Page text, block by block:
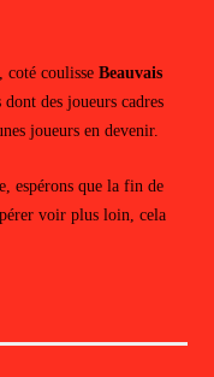
coté coulisse Beauvais
des joueurs cadres
joueurs en devenir.
espérons que la fin de
voir plus loin, cela